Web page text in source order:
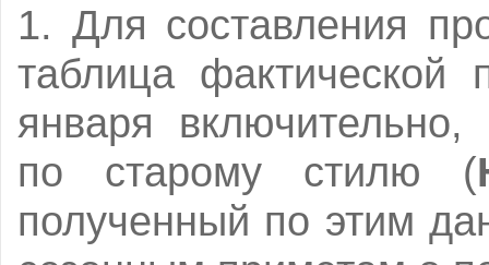
1. Для составления
таблица
января
по старому стилю (
полученный по этим